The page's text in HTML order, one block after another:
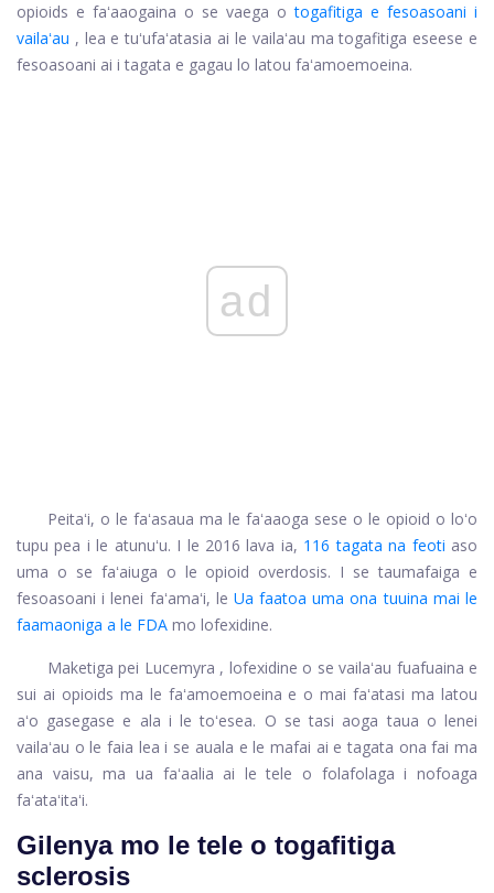
opioids e faʻaaogaina o se vaega o togafitiga e fesoasoani i
vailaʻau , lea e tuʻufaʻatasia ai le vailaʻau ma togafitiga eseese e
fesoasoani ai i tagata e gagau lo latou faʻamoemoeina.
ad
Peitaʻi, o le faʻasaua ma le faʻaaoga sese o le opioid o loʻo
tupu pea i le atunuʻu. I le 2016 lava ia, 116 tagata na feoti aso
uma o se faʻaiuga o le opioid overdosis. I se taumafaiga e
fesoasoani i lenei faʻamaʻi, le Ua faatoa uma ona tuuina mai le
faamaoniga a le FDA mo lofexidine.
Maketiga pei Lucemyra , lofexidine o se vailaʻau fuafuaina e
sui ai opioids ma le faʻamoemoeina e o mai faʻatasi ma latou
aʻo gasegase e ala i le toʻesea. O se tasi aoga taua o lenei
vailaʻau o le faia lea i se auala e le mafai ai e tagata ona fai ma
ana vaisu, ma ua faʻaalia ai le tele o folafolaga i nofoaga
faʻataʻitaʻi.
Gilenya mo le tele o togafitiga
sclerosis